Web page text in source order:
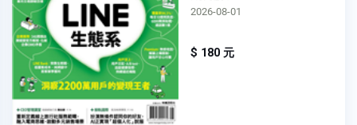
2026-08-01
$ 180 元